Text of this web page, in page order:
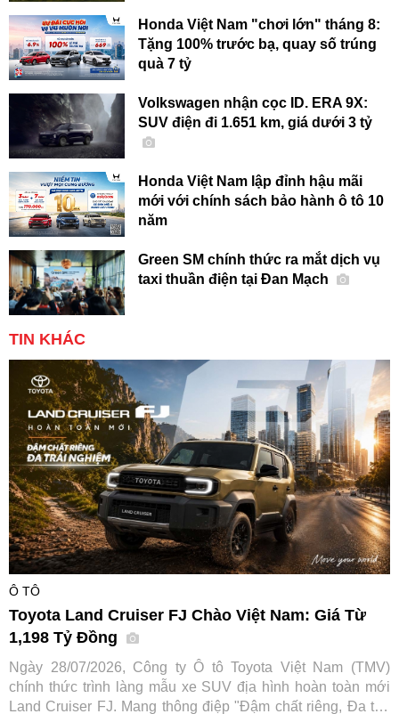
Honda Việt Nam "chơi lớn" tháng 8:
Tặng 100% trước bạ, quay số trúng
quà 7 tỷ
Volkswagen nhận cọc ID. ERA 9X:
SUV điện đi 1.651 km, giá dưới 3 tỷ
Honda Việt Nam lập đỉnh hậu mãi
mới với chính sách bảo hành ô tô 10
năm
Green SM chính thức ra mắt dịch vụ
taxi thuần điện tại Đan Mạch
TIN KHÁC
Ô TÔ
Toyota Land Cruiser FJ Chào Việt Nam: Giá Từ
1,198 Tỷ Đồng
Ngày 28/07/2026, Công ty Ô tô Toyota Việt Nam (TMV)
chính thức trình làng mẫu xe SUV địa hình hoàn toàn mới
Land Cruiser FJ. Mang thông điệp "Đậm chất riêng, Đa trải